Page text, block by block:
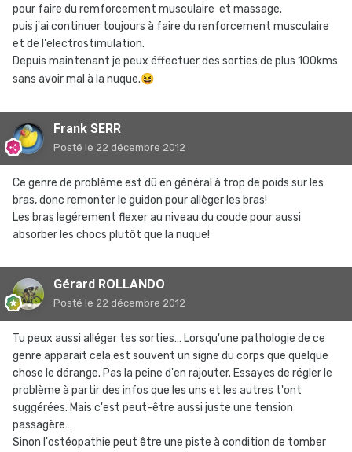
pour faire du remforcement musculaire et massage.
puis j'ai continuer toujours à faire du renforcement musculaire
et de l'electrostimulation.
Depuis maintenant je peux éffectuer des sorties de plus 100kms
sans avoir mal à la nuque.😆
Frank SERR
Posté le 22 décembre 2012
Ce genre de problème est dû en général à trop de poids sur les
bras, donc remonter le guidon pour allèger les bras!
Les bras legérement flexer au niveau du coude pour aussi
absorber les chocs plutôt que la nuque!
Gérard ROLLANDO
Posté le 22 décembre 2012
Tu peux aussi alléger tes sorties… Lorsqu'une pathologie de ce
genre apparait cela est souvent un signe du corps que quelque
chose le dérange. Pas la peine d'en rajouter. Essayes de régler le
problème à partir des infos que les uns et les autres t'ont
suggérées. Mais c'est peut-être aussi juste une tension
passagère…
Sinon l'ostéopathie peut être une piste à condition de tomber